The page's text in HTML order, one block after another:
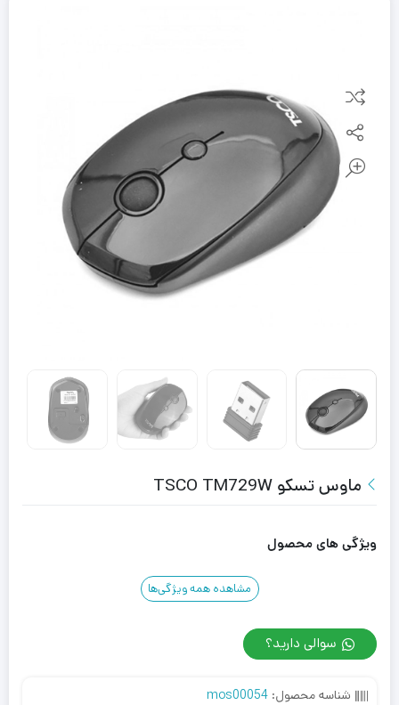
ماوس تسکو TSCO TM729W
ویژگی های محصول
مشاهده همه ویژگی‌ها
سوالی دارید؟
شناسه محصول: mos00054